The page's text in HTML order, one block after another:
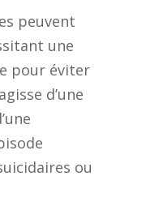
peuvent
une
pour éviter
d’une
ou